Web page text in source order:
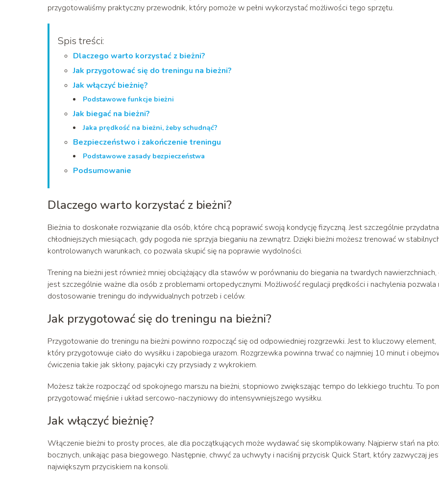
przygotowaliśmy praktyczny przewodnik, który pomoże w pełni wykorzystać możliwości tego sprzętu.
Spis treści:
Dlaczego warto korzystać z bieżni?
Jak przygotować się do treningu na bieżni?
Jak włączyć bieżnię?
Podstawowe funkcje bieżni
Jak biegać na bieżni?
Jaka prędkość na bieżni, żeby schudnąć?
Bezpieczeństwo i zakończenie treningu
Podstawowe zasady bezpieczeństwa
Podsumowanie
Dlaczego warto korzystać z bieżni?
Bieżnia to doskonałe rozwiązanie dla osób, które chcą poprawić swoją kondycję fizyczną. Jest szczególnie
chłodniejszych miesiącach, gdy pogoda nie sprzyja bieganiu na zewnątrz. Dzięki bieżni możesz trenować w
kontrolowanych warunkach, co pozwala skupić się na poprawie wydolności.
Trening na bieżni jest również mniej obciążający dla stawów w porównaniu do biegania na twardych nawierzchniach,
jest szczególnie ważne dla osób z problemami ortopedycznymi. Możliwość regulacji prędkości i nachylenia pozwala
dostosowanie treningu do indywidualnych potrzeb i celów.
Jak przygotować się do treningu na bieżni?
Przygotowanie do treningu na bieżni powinno rozpocząć się od odpowiedniej rozgrzewki. Jest to kluczowy element,
który przygotowuje ciało do wysiłku i zapobiega urazom. Rozgrzewka powinna trwać co najmniej 10 minut i
ćwiczenia takie jak skłony, pajacyki czy przysiady z wykrokiem.
Możesz także rozpocząć od spokojnego marszu na bieżni, stopniowo zwiększając tempo do lekkiego truchtu. To
przygotować mięśnie i układ sercowo-naczyniowy do intensywniejszego wysiłku.
Jak włączyć bieżnię?
Włączenie bieżni to prosty proces, ale dla początkujących może wydawać się skomplikowany. Najpierw stań na
bocznych, unikając pasa biegowego. Następnie, chwyć za uchwyty i naciśnij przycisk Quick Start, który zazwyczaj
największym przyciskiem na konsoli.